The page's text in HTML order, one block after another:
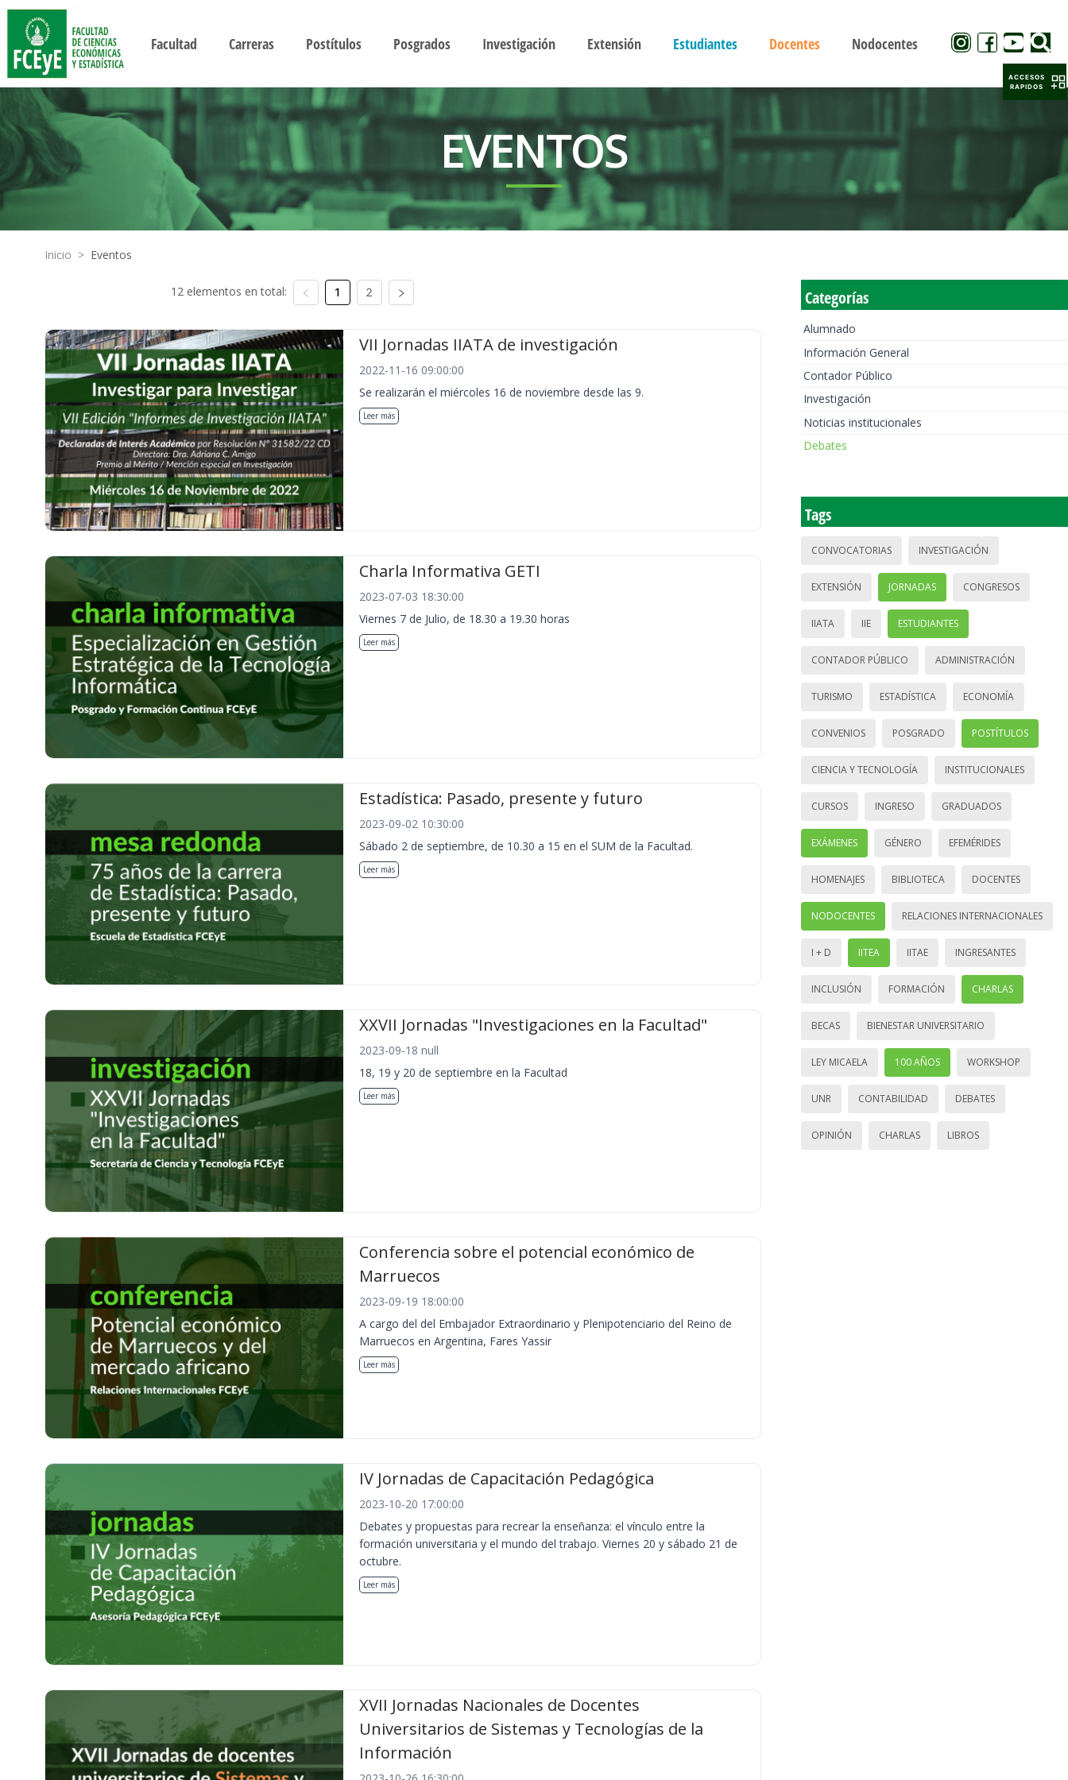
Facultad Carreras Postítulos Posgrados Investigación Extensión Estudiantes Docentes Nodocentes
EVENTOS
Inicio > Eventos
12 elementos en total: 1 2
VII Jornadas IIATA de investigación
2022-11-16 09:00:00
Se realizarán el miércoles 16 de noviembre desde las 9.
Leer más
Charla Informativa GETI
2023-07-03 18:30:00
Viernes 7 de Julio, de 18.30 a 19.30 horas
Leer más
Estadística: Pasado, presente y futuro
2023-09-02 10:30:00
Sábado 2 de septiembre, de 10.30 a 15 en el SUM de la Facultad.
Leer más
XXVII Jornadas "Investigaciones en la Facultad"
2023-09-18 null
18, 19 y 20 de septiembre en la Facultad
Leer más
Conferencia sobre el potencial económico de
Marruecos
2023-09-19 18:00:00
A cargo del del Embajador Extraordinario y Plenipotenciario del Reino de
Marruecos en Argentina, Fares Yassir
Leer más
IV Jornadas de Capacitación Pedagógica
2023-10-20 17:00:00
Debates y propuestas para recrear la enseñanza: el vínculo entre la
formación universitaria y el mundo del trabajo. Viernes 20 y sábado 21 de
octubre.
Leer más
XVII Jornadas Nacionales de Docentes
Universitarios de Sistemas y Tecnologías de la
Información
Categorías
Alumnado
Información General
Contador Público
Investigación
Noticias institucionales
Debates
Tags
CONVOCATORIAS INVESTIGACIÓN
EXTENSIÓN JORNADAS CONGRESOS
IIATA IIE ESTUDIANTES
CONTADOR PÚBLICO ADMINISTRACIÓN
TURISMO ESTADÍSTICA ECONOMÍA
CONVENIOS POSGRADO POSTÍTULOS
CIENCIA Y TECNOLOGÍA INSTITUCIONALES
CURSOS INGRESO GRADUADOS
EXÁMENES GÉNERO EFEMÉRIDES
HOMENAJES BIBLIOTECA DOCENTES
NODOCENTES RELACIONES INTERNACIONALES
I + D IITEA IITAE INGRESANTES
INCLUSIÓN FORMACIÓN CHARLAS
BECAS BIENESTAR UNIVERSITARIO
LEY MICAELA 100 AÑOS WORKSHOP
UNR CONTABILIDAD DEBATES
OPINIÓN CHARLAS LIBROS
ACCESOS
RAPIDOS